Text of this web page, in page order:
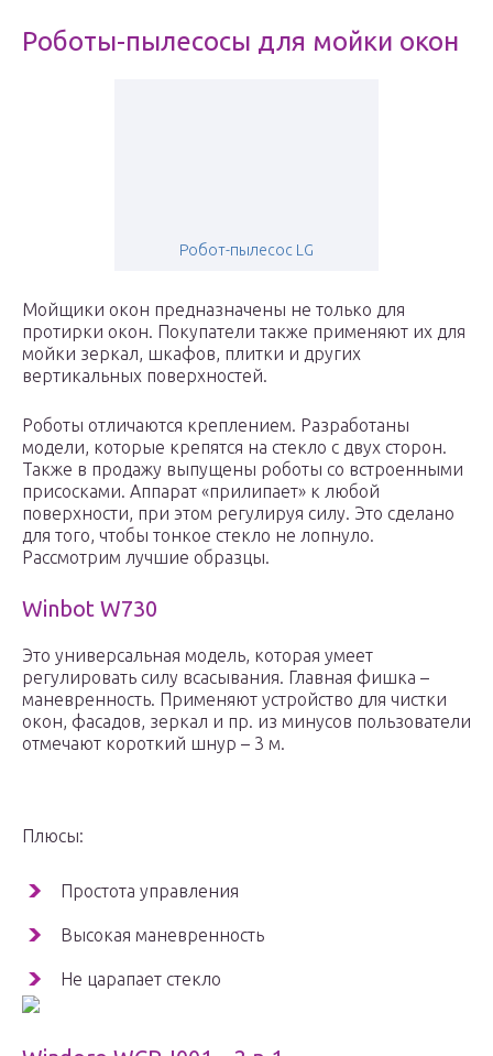
Роботы-пылесосы для мойки окон
Робот-пылесос LG
Мойщики окон предназначены не только для
протирки окон. Покупатели также применяют их для
мойки зеркал, шкафов, плитки и других
вертикальных поверхностей.
Роботы отличаются креплением. Разработаны
модели, которые крепятся на стекло с двух сторон.
Также в продажу выпущены роботы со встроенными
присосками. Аппарат «прилипает» к любой
поверхности, при этом регулируя силу. Это сделано
для того, чтобы тонкое стекло не лопнуло.
Рассмотрим лучшие образцы.
Winbot W730
Это универсальная модель, которая умеет
регулировать силу всасывания. Главная фишка –
маневренность. Применяют устройство для чистки
окон, фасадов, зеркал и пр. из минусов пользователи
отмечают короткий шнур – 3 м.
Плюсы:
Простота управления
Высокая маневренность
Не царапает стекло